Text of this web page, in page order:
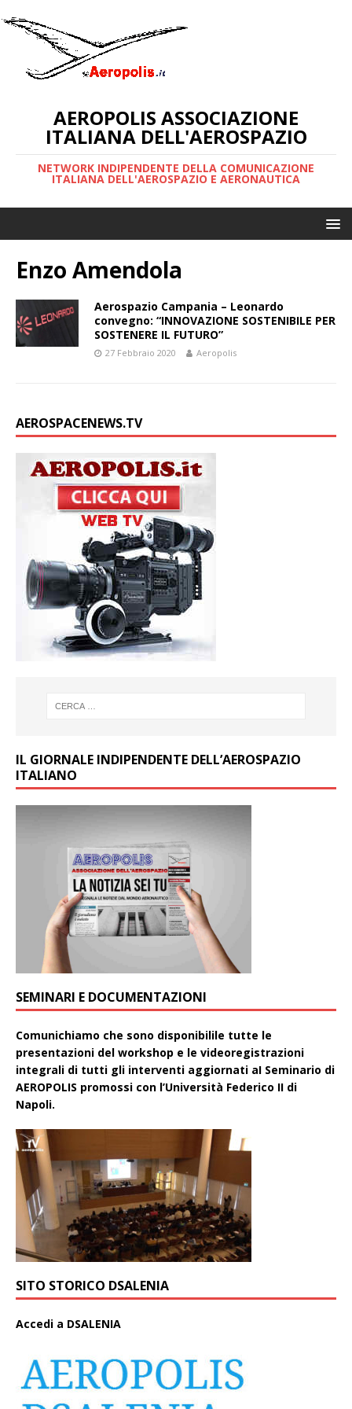
AEROPOLIS ASSOCIAZIONE
ITALIANA DELL'AEROSPAZIO
NETWORK INDIPENDENTE DELLA COMUNICAZIONE
ITALIANA DELL'AEROSPAZIO E AERONAUTICA
Enzo Amendola
Aerospazio Campania – Leonardo
convegno: “INNOVAZIONE SOSTENIBILE PER
SOSTENERE IL FUTURO”
27 Febbraio 2020 Aeropolis
AEROSPACENEWS.TV
IL GIORNALE INDIPENDENTE DELL’AEROSPAZIO
ITALIANO
SEMINARI E DOCUMENTAZIONI
Comunichiamo che sono disponibilile tutte le
presentazioni del workshop e le videoregistrazioni
integrali di tutti gli interventi aggiornati aI Seminario di
AEROPOLIS promossi con l’Università Federico II di
Napoli.
SITO STORICO DSALENIA
Accedi a DSALENIA